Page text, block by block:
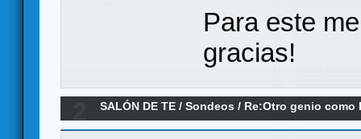
Para este
gracias!
SALÓN DE TE /Sondeos / Re:Otro genio como